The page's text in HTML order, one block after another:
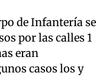
de Infantería se
por las calles 1
eran
casos los y